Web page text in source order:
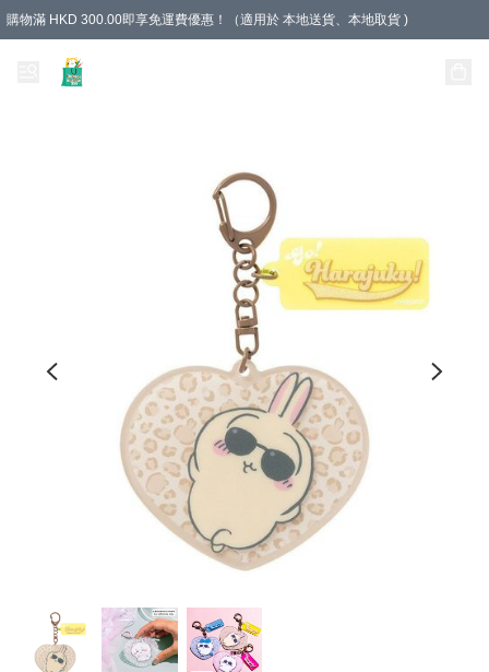
購物滿 HKD 300.00即享免運費優惠！（適用於 本地送貨、本地取貨 )